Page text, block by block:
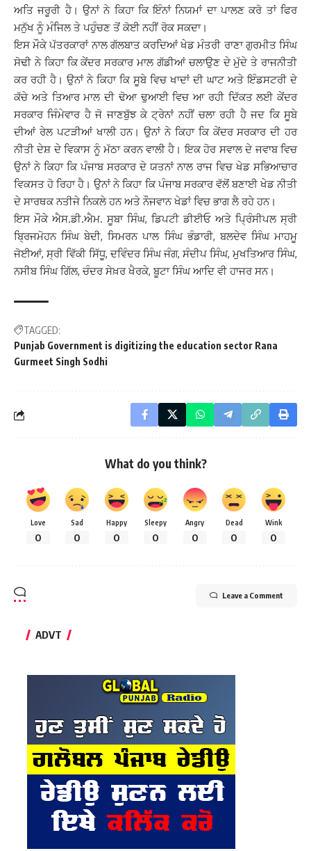
ਅਤਿ ਜਰੂਰੀ ਹੈ। ਉਨਾਂ ਨੇ ਕਿਹਾ ਕਿ ਇੰਨਾਂ ਨਿਯਮਾਂ ਦਾ ਪਾਲਣ ਕਰੋ ਤਾਂ ਫਿਰ
ਮਨੁੱਖ ਨੂੰ ਮੰਜਿਲ ਤੇ ਪਹੁੰਚਣ ਤੋਂ ਕੋਈ ਨਹੀਂ ਰੋਕ ਸਕਦਾ।
ਇਸ ਮੌਕੇ ਪੱਤਰਕਾਰਾਂ ਨਾਲ ਗੱਲਬਾਤ ਕਰਦਿਆਂ ਖੇਡ ਮੰਤਰੀ ਰਾਣਾ ਗੁਰਮੀਤ ਸਿੰਘ
ਸੋਢੀ ਨੇ ਕਿਹਾ ਕਿ ਕੇਂਦਰ ਸਰਕਾਰ ਮਾਲ ਗੱਡੀਆਂ ਚਲਾਉਣ ਦੇ ਮੁੱਦੇ ਤੇ ਰਾਜਨੀਤੀ
ਕਰ ਰਹੀ ਹੈ। ਉਨਾਂ ਨੇ ਕਿਹਾ ਕਿ ਸੂਬੇ ਵਿਚ ਖਾਦਾਂ ਦੀ ਘਾਟ ਅਤੇ ਇੰਡਸਟਰੀ ਦੇ
ਕੱਚੇ ਅਤੇ ਤਿਆਰ ਮਾਲ ਦੀ ਢੋਆ ਢੁਆਈ ਵਿਚ ਆ ਰਹੀ ਦਿੱਕਤ ਲਈ ਕੇਂਦਰ
ਸਰਕਾਰ ਜਿੰਮੇਵਾਰ ਹੈ ਜੋ ਜਾਣਬੁੱਝ ਕੇ ਟ੍ਰੇਨਾਂ ਨਹੀਂ ਚਲਾ ਰਹੀ ਹੈ ਜਦ ਕਿ ਸੂਬੇ
ਦੀਆਂ ਰੇਲ ਪਟੜੀਆਂ ਖਾਲੀ ਹਨ। ਉਨਾਂ ਨੇ ਕਿਹਾ ਕਿ ਕੇਂਦਰ ਸਰਕਾਰ ਦੀ ਹਰ
ਨੀਤੀ ਦੇਸ਼ ਦੇ ਵਿਕਾਸ ਨੂੰ ਮੱਠਾ ਕਰਨ ਵਾਲੀ ਹੈ। ਇਕ ਹੋਰ ਸਵਾਲ ਦੇ ਜਵਾਬ ਵਿਚ
ਉਨਾਂ ਨੇ ਕਿਹਾ ਕਿ ਪੰਜਾਬ ਸਰਕਾਰ ਦੇ ਯਤਨਾਂ ਨਾਲ ਰਾਜ ਵਿਚ ਖੇਡ ਸਭਿਆਚਾਰ
ਵਿਕਸਤ ਹੋ ਰਿਹਾ ਹੈ। ਉਨਾਂ ਨੇ ਕਿਹਾ ਕਿ ਪੰਜਾਬ ਸਰਕਾਰ ਵੱਲੋਂ ਬਣਾਈ ਖੇਡ ਨੀਤੀ
ਦੇ ਸਾਰਥਕ ਨਤੀਜੇ ਨਿਕਲੇ ਹਨ ਅਤੇ ਨੌਜਵਾਨ ਖੇਡਾਂ ਵਿਚ ਭਾਗ ਲੈ ਰਹੇ ਹਨ।
ਇਸ ਮੌਕੇ ਐਸ.ਡੀ.ਐਮ. ਸੂਬਾ ਸਿੰਘ, ਡਿਪਟੀ ਡੀਈਓ ਅਤੇ ਪਿ੍ਰੰਸੀਪਲ ਸ੍ਰੀ
ਬਿ੍ਰਜਮੋਹਨ ਸਿੰਘ ਬੇਦੀ, ਸਿਮਰਨ ਪਾਲ ਸਿੰਘ ਭੰਡਾਰੀ, ਬਲਦੇਵ ਸਿੰਘ ਮਾਹਮੂ
ਜੋਈਆਂ, ਸ੍ਰੀ ਵਿੱਕੀ ਸਿੱਧੂ, ਦਵਿੰਦਰ ਸਿੰਘ ਜੰਗ, ਸੰਦੀਪ ਸਿੰਘ, ਮੁਖਤਿਆਰ ਸਿੰਘ,
ਨਸੀਬ ਸਿੰਘ ਗਿੱਲ, ਚੰਦਰ ਸੇਖ਼ਰ ਖੈਰਕੇ, ਬੂਟਾ ਸਿੰਘ ਆਦਿ ਵੀ ਹਾਜਰ ਸਨ।
TAGGED:
Punjab Government is digitizing the education sector Rana
Gurmeet Singh Sodhi
What do you think?
Love
0
Sad
0
Happy
0
Sleepy
0
Angry
0
Dead
0
Wink
0
Leave a Comment
ADVT